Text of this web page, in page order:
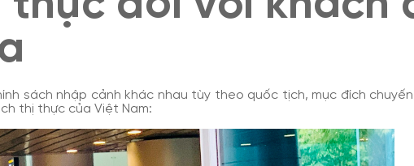
sách nhập cảnh khác nhau tùy theo quốc tịch, mục đích
thị thực của Việt Nam: